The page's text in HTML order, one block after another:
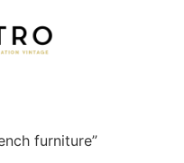
furniture”